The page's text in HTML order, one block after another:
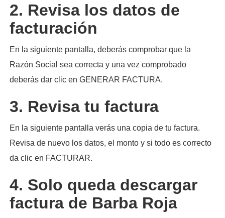
2. Revisa los datos de
facturación
En la siguiente pantalla, deberás comprobar que la
Razón Social sea correcta y una vez comprobado
deberás dar clic en GENERAR FACTURA.
3. Revisa tu factura
En la siguiente pantalla verás una copia de tu factura.
Revisa de nuevo los datos, el monto y si todo es correcto
da clic en FACTURAR.
4. Solo queda descargar
factura de Barba Roja